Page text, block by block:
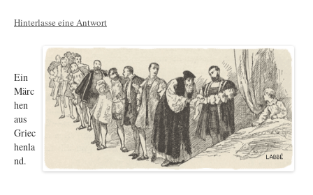
Hinterlasse eine Antwort
Ein
Märc
hen
aus
Griec
henla
nd.